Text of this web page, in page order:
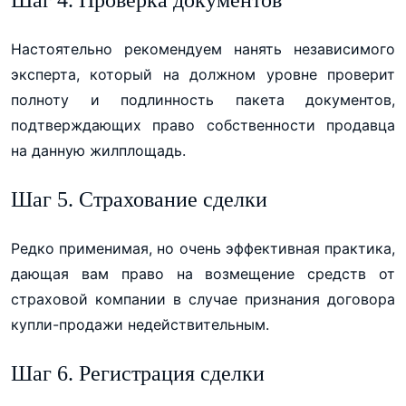
Настоятельно рекомендуем нанять независимого
эксперта, который на должном уровне проверит
полноту и подлинность пакета документов,
подтверждающих право собственности продавца
на данную жилплощадь.
Шаг 5. Страхование сделки
Редко применимая, но очень эффективная практика,
дающая вам право на возмещение средств от
страховой компании в случае признания договора
купли-продажи недействительным.
Шаг 6. Регистрация сделки